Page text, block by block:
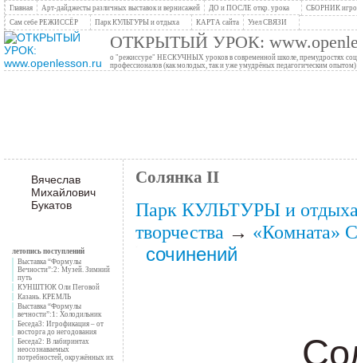
Главная Арт-дайджесты различных выставок и вернисажей ДО и ПОСЛЕ откр. урока
СБОРНИК
Сам себе РЕЖИССЁР
Парк КУЛЬТУРЫ и отдыха КАРТА сайта Узел СВЯЗИ
ОТКРЫТЫЙ УРОК:
о "режиссуре" НЕСКУЧНЫХ уроков в современной школе, премудростях
профессионалов (как молодых, так и уже умудрёных педагогическим опытом)
Вячеслав
Михайлович
Букатов
летопись поступлений
Выставка “Формулы
Вечности”:2: Музей. Зимний
путь
КУНШТЮК Оли Пеговой
Казань. КРЕМЛЬ
Выставка “Формулы
вечности”:1: Холодильник
Беседа3: Игрофикация – от
восторга до негодования
Беседа2: В лабиринтах
неосознаваемых
потребностей, окружённых их
Солянка II
Парк КУЛЬТУРЫ и
творчества → «Комната»
сочинений